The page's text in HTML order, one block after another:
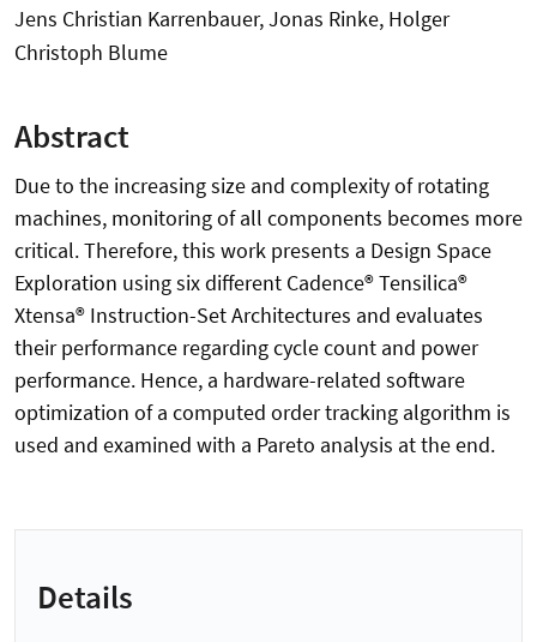
Jens Christian Karrenbauer, Jonas Rinke, Holger
Christoph Blume
Abstract
Due to the increasing size and complexity of rotating
machines, monitoring of all components becomes more
critical. Therefore, this work presents a Design Space
Exploration using six different Cadence® Tensilica®
Xtensa® Instruction-Set Architectures and evaluates
their performance regarding cycle count and power
performance. Hence, a hardware-related software
optimization of a computed order tracking algorithm is
used and examined with a Pareto analysis at the end.
Details